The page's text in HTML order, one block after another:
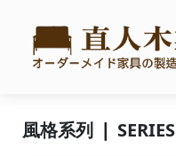
風格系列 ❘ SERIES